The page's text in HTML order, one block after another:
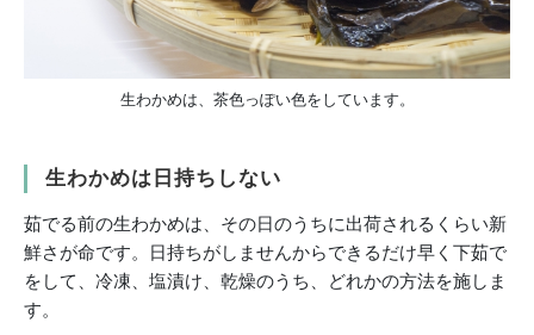
生わかめは、茶色っぽい色をしています。
生わかめは日持ちしない
茹でる前の生わかめは、その日のうちに出荷されるくらい新
鮮さが命です。日持ちがしませんからできるだけ早く下茹で
をして、冷凍、塩漬け、乾燥のうち、どれかの方法を施しま
す。